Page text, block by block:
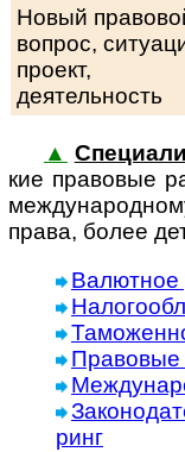
Новый
вопрос,
про­ект,
деятельность
▲
кие пра­во­вые
права, более
Валютное
Правовые
ринг